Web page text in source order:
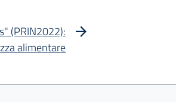
(PRIN2022):
alimentare